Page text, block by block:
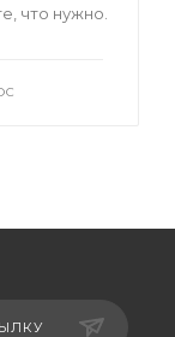
что нужно.